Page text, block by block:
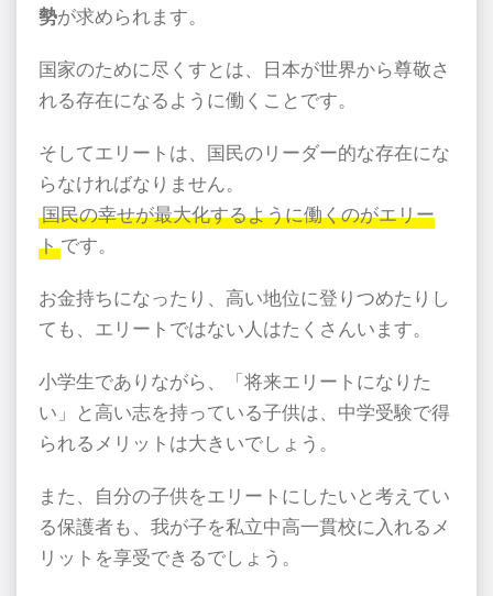
勢が求められます。
国家のために尽くすとは、日本が世界から尊敬さ
れる存在になるように働くことです。
そしてエリートは、国民のリーダー的な存在にな
らなければなりません。
国民の幸せが最大化するように働くのがエリー
ト です。
お金持ちになったり、高い地位に登りつめたりし
ても、エリートではない人はたくさんいます。
小学生でありながら、「将来エリートになりた
い」と高い志を持っている子供は、中学受験で得
られるメリットは大きいでしょう。
また、自分の子供をエリートにしたいと考えてい
る保護者も、我が子を私立中高一貫校に入れるメ
リットを享受できるでしょう。